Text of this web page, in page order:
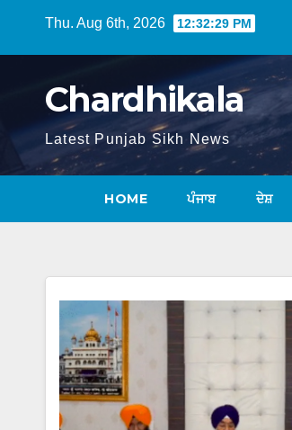
Thu. Aug 6th, 2026 12:32:30 PM
Chardhikala
Latest Punjab Sikh News
HOME ਪੰਜਾਬ ਦੇਸ਼